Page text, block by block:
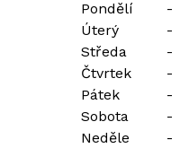
Pondělí -
Úterý
-
Středa
-
Čtvrtek
-
Pátek
-
Sobota
-
Neděle
-